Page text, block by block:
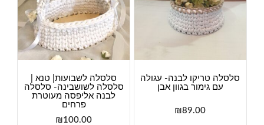
סלסלה טריקו לבנה- עגולה
עם גימור בגוון אבן
₪89.00
סלסלה לשבועות| טנא |
סלסלה לשושבינה- סלסלה
לבנה אליפסה מעוטרת
פרחים
₪100.00